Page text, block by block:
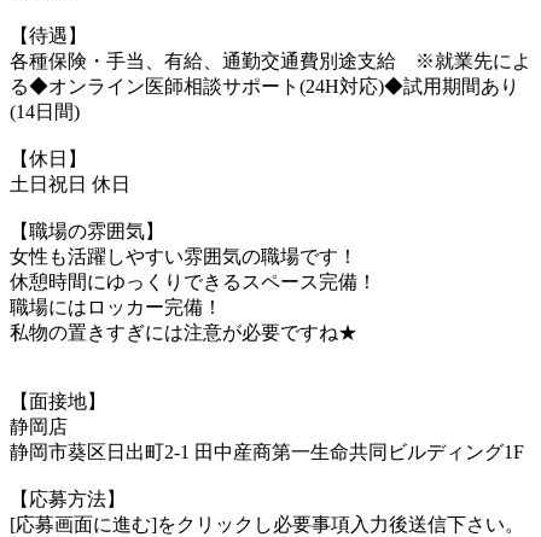
【待遇】
各種保険・手当、有給、通勤交通費別途支給 ※就業先によ
る◆オンライン医師相談サポート(24H対応)◆試用期間あり
(14日間)
【休日】
土日祝日 休日
【職場の雰囲気】
女性も活躍しやすい雰囲気の職場です！
休憩時間にゆっくりできるスペース完備！
職場にはロッカー完備！
私物の置きすぎには注意が必要ですね★
【面接地】
静岡店
静岡市葵区日出町2-1 田中産商第一生命共同ビルディング1F
【応募方法】
[応募画面に進む]をクリックし必要事項入力後送信下さい。